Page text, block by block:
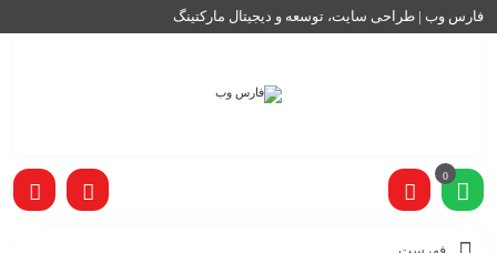
فارس وب | طراحی سایت، توسعه و دیجیتال مارکتینگ
0